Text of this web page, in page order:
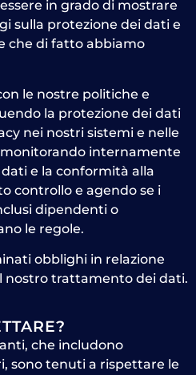
in grado di mostrare
sulla protezione dei dati e
che di fatto abbiamo
le nostre politiche e
la protezione dei dati
nei nostri sistemi e nelle
internamente
e la conformità alla
controllo e agendo se i
dipendenti o
le regole.
obblighi in relazione
nostro trattamento dei dati.
che includono
sono tenuti a rispettare le